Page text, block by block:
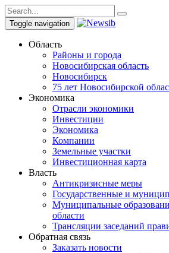
Toggle navigation
Область
Районы и города
Новосибирская область
Новосибирск
75 лет Новосибирской
Экономика
Отрасли экономики
Инвестиции
Экономика
Компании
Земельные участки
Инвестиционная карта
Власть
Антикризисные меры
Государственные и
Муниципальные
области
Трансляции заседаний
Обратная связь
Заказать новости